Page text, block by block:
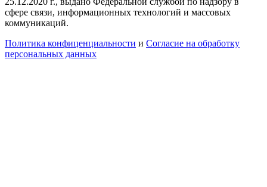
сфере связи, информационных технологий и массовых
коммуникаций.
Политика конфиценциальности и Согласие на обработку
персональных данных